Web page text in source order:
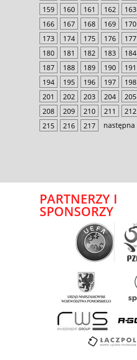
159
160 161 162 163
166
167 168 169 170
173
174 175 176 177
180
181 182 183 184
187
188 189 190 191
194
195 196 197 198
201
202 203 204 205
208
209 210 211 212
215
216 217 następna
PARTNERZY I
SPONSORZY